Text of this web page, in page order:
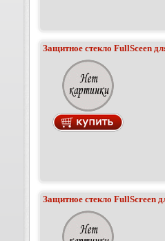
Защитное стекло FullSceen
Защитное стекло FullScreen